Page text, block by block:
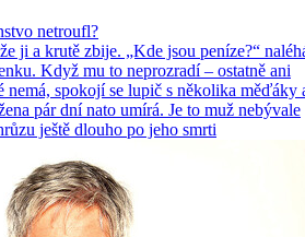
netroufl?
ji a krutě zbije. „Kde jsou peníze?“
Když mu to neprozradí – ostatně ani
nemá, spokojí se lupič s několika měďáky
pár dní nato umírá. Je to muž nebývale
ještě dlouho po jeho smrti